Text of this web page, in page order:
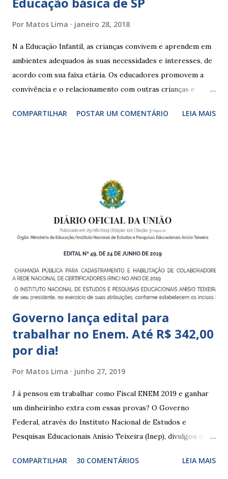
Por Matos Lima janeiro 28, 2018
N a Educação Infantil, as crianças convivem e aprendem em
ambientes adequados às suas necessidades e interesses, de
acordo com sua faixa etária. Os educadores promovem a
convivência e o relacionamento com outras crianças e
garantir o direito das crianças a uma educação integral e de
crianças de zero a 3 anos e 11 meses; – EMEIs - Escolas
Municipais de Educação Infantil, que atendem crianças de 4
a 5 anos e 11 meses; – CEMEI - Centro Municipal de
Educação Infantil, que recebe crianças de zero a 5 anos e 11
Indígena, e trabalham com cri...
COMPARTILHAR POSTAR UM COMENTÁRIO LEIA MAIS
Governo lança edital para
trabalhar no Enem. Até R$ 342,00
por dia!
Por Matos Lima junho 27, 2019
J á pensou em trabalhar como Fiscal ENEM 2019 e ganhar
um dinheirinho extra com essas provas? O Governo
Federal, através do Instituto Nacional de Estudos e
Pesquisas Educacionais Anísio Teixeira (Inep), divulgou o
Enem 2019. O Exame Nacional do Ensino Médio ou ENEM é
COMPARTILHAR 30 COMENTÁRIOS LEIA MAIS